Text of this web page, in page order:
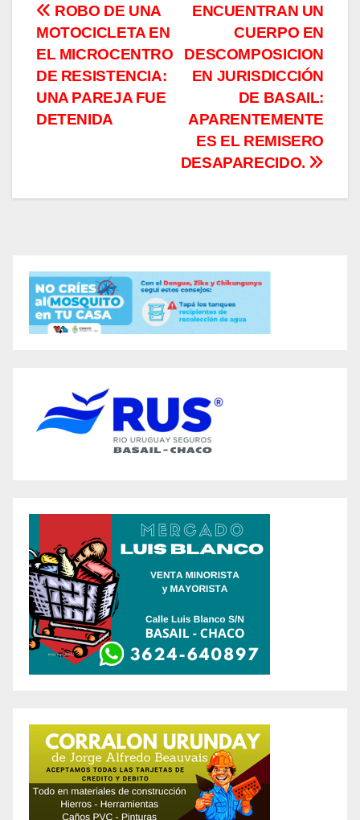
Navegación
de
entradas
ENCUENTRAN UN
CUERPO EN
DESCOMPOSICION
EN JURISDICCIÓN
DE BASAIL:
APARENTEMENTE
ES EL REMISERO
DESAPARECIDO.
ROBO DE UNA
MOTOCICLETA EN
EL MICROCENTRO
DE RESISTENCIA:
UNA PAREJA FUE
DETENIDA